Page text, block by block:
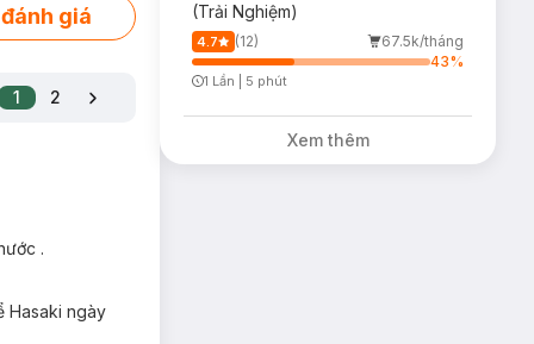
nhạy cảm và
ra quá mức.
giá
1 2
.
Hasaki ngày
(Trải Nghiệm)
4.7 (12)
67.5k/tháng
43%
1 Lần 5 phút
Xem thêm